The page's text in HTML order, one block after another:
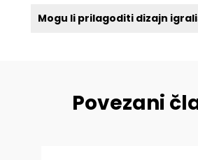
Mogu li prilagoditi dizajn
Povezani